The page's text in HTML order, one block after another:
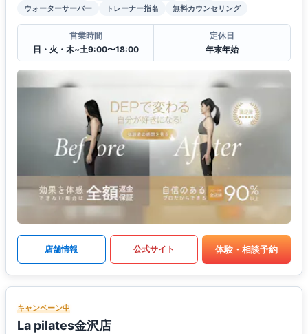
ウォーターサーバー
トレーナー指名 無料カウンセリング
営業時間
日・火・木~土9:00〜18:00
定休日
年末年始
店舗情報 公式サイト 体験・相談予約
キャンペーン中
La pilates金沢店